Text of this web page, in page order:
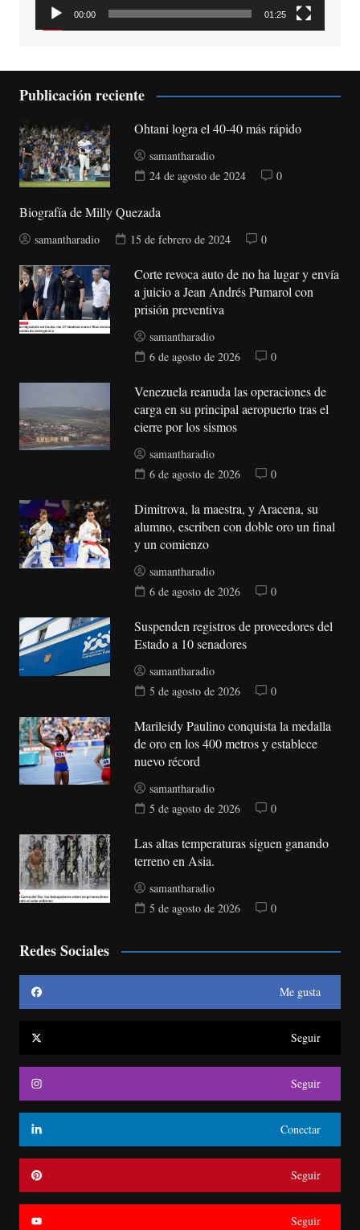
00:00 01:25
Publicación reciente
Ohtani logra el 40-40 más rápido
samantharadio
24 de agosto de 2024
0
Biografía de Milly Quezada
samantharadio 15 de febrero de 2024 0
Corte revoca auto de no ha lugar y envía
a juicio a Jean Andrés Pumarol con
prisión preventiva
samantharadio
6 de agosto de 2026
0
Venezuela reanuda las operaciones de
carga en su principal aeropuerto tras el
cierre por los sismos
samantharadio
6 de agosto de 2026
0
Dimitrova, la maestra, y Aracena, su
alumno, escriben con doble oro un final
y un comienzo
samantharadio
6 de agosto de 2026
0
Suspenden registros de proveedores del
Estado a 10 senadores
samantharadio
5 de agosto de 2026
0
Marileidy Paulino conquista la medalla
de oro en los 400 metros y establece
nuevo récord
samantharadio
5 de agosto de 2026
0
Las altas temperaturas siguen ganando
terreno en Asia.
samantharadio
5 de agosto de 2026
0
Redes Sociales
Me gusta
Seguir
Seguir
Conectar
Seguir
Seguir